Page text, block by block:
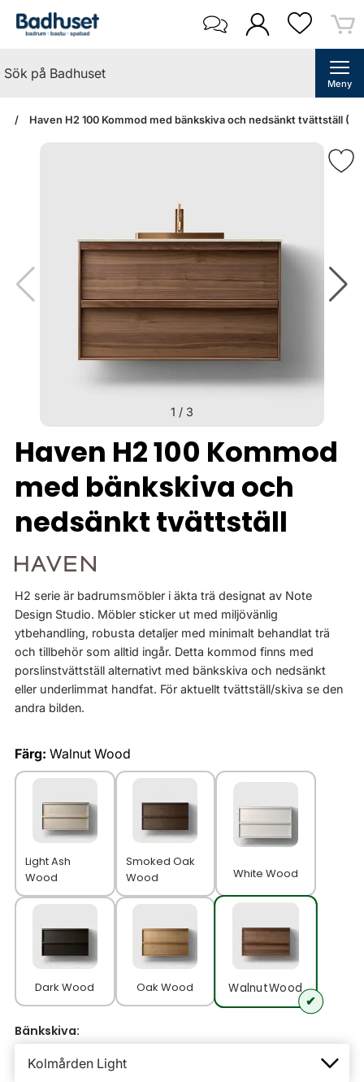
Meny
Haven H2 100 Kommod med bänkskiva och nedsänkt tvättställ
1 / 3
Haven H2 100 Kommod
med bänkskiva och
nedsänkt tvättställ
H2 serie är badrumsmöbler i äkta trä designat av Note
Design Studio. Möbler sticker ut med miljövänlig
ytbehandling, robusta detaljer med minimalt behandlat trä
och tillbehör som alltid ingår. Detta kommod finns med
porslinstvättställ alternativt med bänkskiva och nedsänkt
eller underlimmat handfat. För aktuellt tvättställ/skiva se den
andra bilden.
Färg: Walnut Wood
Light Ash
Wood
Smoked Oak
Wood
White Wood
Dark Wood Oak Wood Walnut Wood
Bänkskiva: